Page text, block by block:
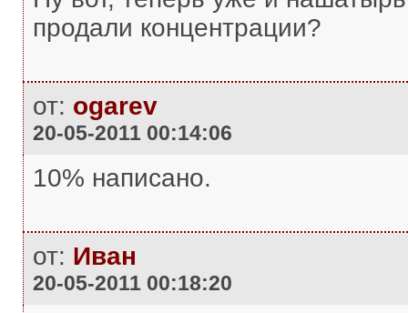
продали концентрации?
от: ogarev
20-05-2011 00:14:06
10% написано.
от: Иван
20-05-2011 00:18:20